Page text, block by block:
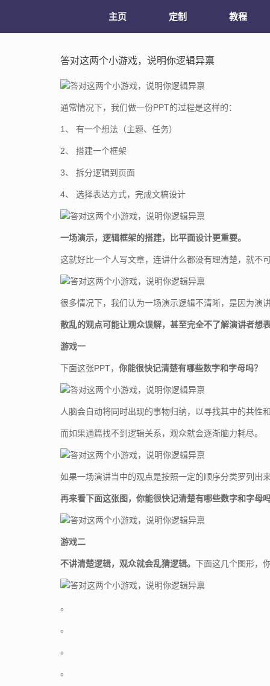
主页 定制 教程
答对这两个小游戏，说明你逻辑异禀
通常情况下，我们做一份PPT的过程是这样的：
1、 有一个想法（主题、任务）
2、 搭建一个框架
3、 拆分逻辑到页面
4、 选择表达方式，完成文稿设计
一场演示，逻辑框架的搭建，比平面设计更重要。
这就好比一个人写文章，连讲什么都没有理清楚，就不
很多情况下，我们认为一场演示逻辑不清晰，是因为演
散乱的观点可能让观众误解，甚至完全不了解演讲者想
游戏一
下面这张PPT， 你能很快记清楚有哪些数字和字母吗？
人脑会自动将同时出现的事物归纳，以寻找其中的共性
而如果通篇找不到逻辑关系，观众就会逐渐脑力耗尽。
如果一场演讲当中的观点是按照一定的顺序分类罗列出
再来看下面这张图，你能很快记清楚有哪些数字和字母
游戏二
不讲清楚逻辑，观众就会乱猜逻辑。 下面这几个图形，
。
。
。
。